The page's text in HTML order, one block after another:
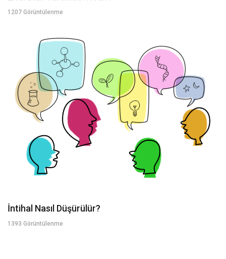
1207 Görüntülenme
İntihal Nasıl Düşürülür?
1393 Görüntülenme